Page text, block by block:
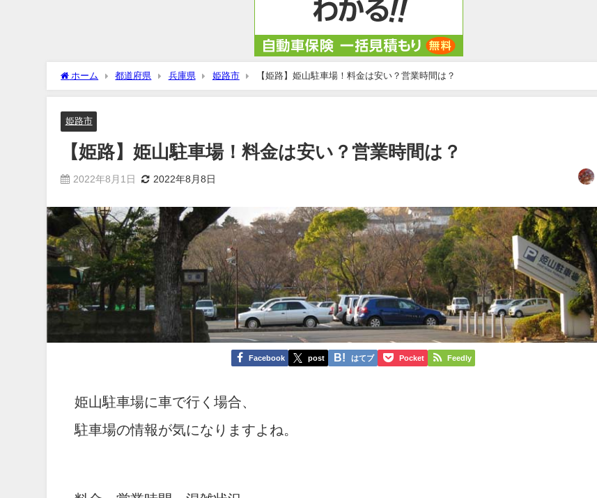
ホーム 都道府県 兵庫県 姫路市 【姫路】姫山駐車場！料金は安い？営業時間は？
姫路市
【姫路】姫山駐車場！料金は安い？営業時間は？
2022年8月1日 2022年8月8日
Facebook post はてブ Pocket Feedly
姫山駐車場に車で行く場合、
駐車場の情報が気になりますよね。